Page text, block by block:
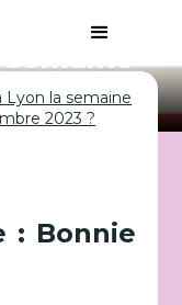
semaine
?
Lyon la semaine
2023 ?
: Bonnie